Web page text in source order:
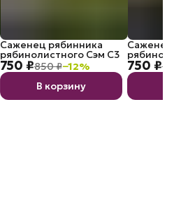
750 ₽850 ₽−12%
Саженец рябинника
рябинолистного Сэм С3
В корзину
750 ₽
Болл С3